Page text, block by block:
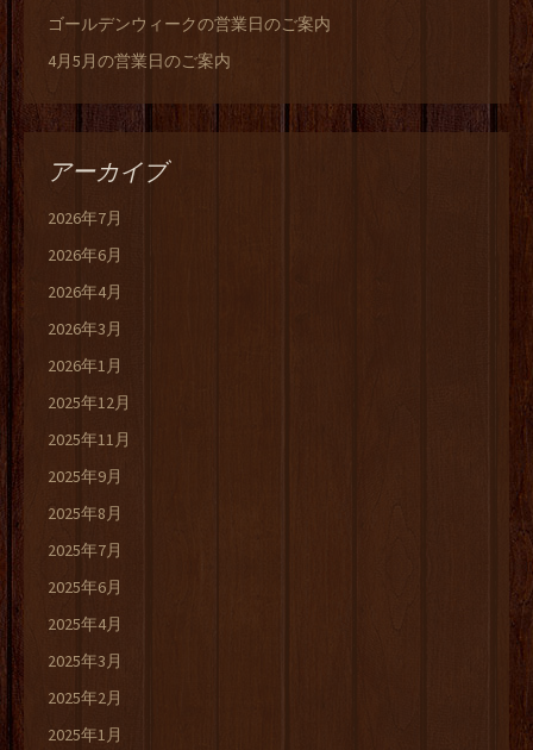
ゴールデンウィークの営業日のご案内
4月5月の営業日のご案内
アーカイブ
2026年7月
2026年6月
2026年4月
2026年3月
2026年1月
2025年12月
2025年11月
2025年9月
2025年8月
2025年7月
2025年6月
2025年4月
2025年3月
2025年2月
2025年1月